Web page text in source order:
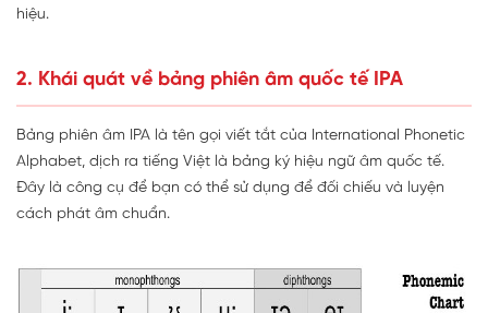
hiệu.
2. Khái quát về bảng phiên âm quốc tế IPA
Bảng phiên âm IPA là tên gọi viết tắt của International Phonetic
Alphabet, dịch ra tiếng Việt là bảng ký hiệu ngữ âm quốc tế.
Đây là công cụ để bạn có thể sử dụng để đối chiếu và luyện
cách phát âm chuẩn.